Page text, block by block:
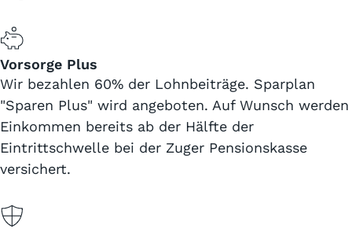
Vorsorge Plus
Wir bezahlen 60% der Lohnbeiträge. Sparplan
"Sparen Plus" wird angeboten. Auf Wunsch werden
Einkommen bereits ab der Hälfte der
Eintrittschwelle bei der Zuger Pensionskasse
versichert.